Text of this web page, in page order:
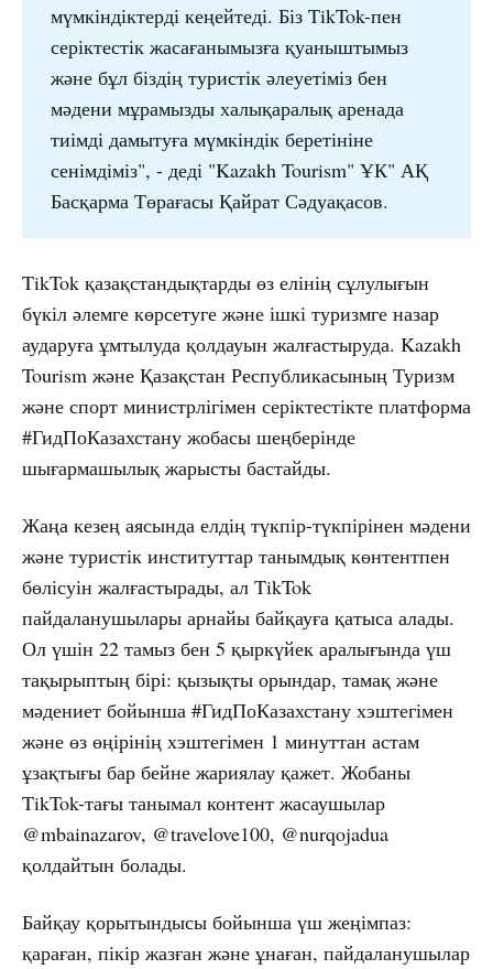
мүмкіндіктерді кеңейтеді. Біз TikTok-пен
серіктестік жасағанымызға қуаныштымыз
және бұл біздің туристік әлеуетіміз бен
мәдени мұрамызды халықаралық аренада
тиімді дамытуға мүмкіндік беретініне
сенімдіміз", - деді "Kazakh Tourism" ҰК" АҚ
Басқарма Төрағасы Қайрат Сәдуақасов.
TikTok қазақстандықтарды өз елінің сұлулығын
бүкіл әлемге көрсетуге және ішкі туризмге назар
аударуға ұмтылуда қолдауын жалғастыруда. Kazakh
Tourism және Қазақстан Республикасының Туризм
және спорт министрлігімен серіктестікте платформа
#ГидПоКазахстану жобасы шеңберінде
шығармашылық жарысты бастайды.
Жаңа кезең аясында елдің түкпір-түкпірінен мәдени
және туристік институттар танымдық көнтентпен
бөлісуін жалғастырады, ал TikTok
пайдаланушылары арнайы байқауға қатыса алады.
Ол үшін 22 тамыз бен 5 қыркүйек аралығында үш
тақырыптың бірі: қызықты орындар, тамақ және
мәдениет бойынша #ГидПоКазахстану хэштегімен
және өз өңірінің хэштегімен 1 минуттан астам
ұзақтығы бар бейне жариялау қажет. Жобаны
TikTok-тағы танымал контент жасаушылар
@mbainazarov, @travelove100, @nurqojadua
қолдайтын болады.
Байқау қорытындысы бойынша үш жеңімпаз:
қараған, пікір жазған және ұнаған, пайдаланушылар